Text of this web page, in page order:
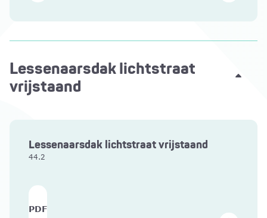
Lessenaarsdak lichtstraat
vrijstaand
Lessenaarsdak lichtstraat vrijstaand
44.2
PDF